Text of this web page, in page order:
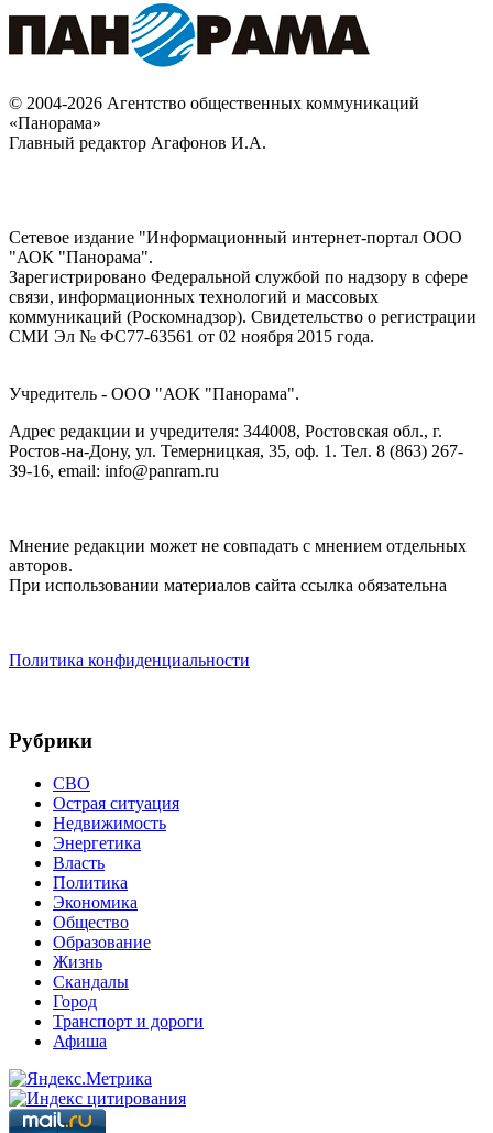
© 2004-2026 Агентство общественных коммуникаций
«Панорама»
Главный редактор Агафонов И.А.
Сетевое издание "Информационный интернет-портал ООО
"АОК "Панорама".
Зарегистрировано Федеральной службой по надзору в сфере
связи, информационных технологий и массовых
коммуникаций (Роскомнадзор). Cвидетельство о регистрации
СМИ Эл № ФС77-63561 от 02 ноября 2015 года.
Учредитель - ООО "АОК "Панорама".
Адрес редакции и учредителя: 344008, Ростовская обл., г.
Ростов-на-Дону, ул. Темерницкая, 35, оф. 1. Тел. 8 (863) 267-
39-16, email: info@panram.ru
Мнение редакции может не совпадать с мнением отдельных
авторов.
При использовании материалов сайта ссылка обязательна
Политика конфиденциальности
Рубрики
СВО
Острая ситуация
Недвижимость
Энергетика
Власть
Политика
Экономика
Общество
Образование
Жизнь
Скандалы
Город
Транспорт и дороги
Афиша